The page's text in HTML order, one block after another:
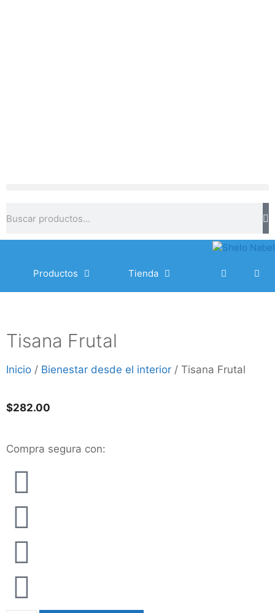
Productos Tienda
Tisana Frutal
Inicio / Bienestar desde el interior / Tisana Frutal
$282.00
Compra segura con: